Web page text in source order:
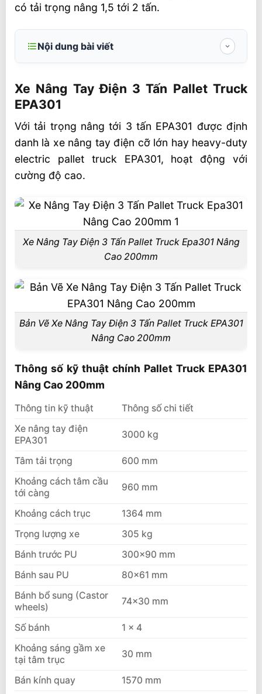
có tải trọng nâng 1,5 tới 2 tấn.
Nội dung bài viết
EPA301
EPA301 Nâng Cao 200mm
Ưu điểm nổi bật dòng xe nâng tay điện 3
tấn EPA301
Giá xe nâng tay điện 3 tấn EPA301
Một số ảnh xe tại kho bãi Vietstandard
Video xe nâng tay điện các loại
Liên hệ mua sản phẩm
Xe Nâng Tay Điện 3 Tấn Pallet Truck
EPA301
Với tải trọng nâng tới 3 tấn EPA301 được định
danh là xe nâng tay điện cỡ lớn hay heavy-duty
electric pallet truck EPA301, hoạt động với
cường độ cao.
Xe Nâng Tay Điện 3 Tấn Pallet Truck Epa301 Nâng
Cao 200mm
Bản Vẽ Xe Nâng Tay Điện 3 Tấn Pallet Truck EPA301
Nâng Cao 200mm
Thông số kỹ thuật chính Pallet Truck EPA301
Nâng Cao 200mm
Thông tin kỹ thuật
Thông số chi tiết
Xe nâng tay điện
EPA301
3000 kg
Tâm tải trọng
600 mm
Khoảng cách tâm cầu
tới càng
960 mm
Khoảng cách trục
1364 mm
Trọng lượng xe
305 kg
Bánh trước PU
300×90 mm
Bánh sau PU
80×61 mm
Bánh bổ sung (Castor
wheels)
74×30 mm
Số bánh
1 x 4
Khoảng sáng gầm xe
tại tâm trục
30 mm
Bán kính quay 1570 mm